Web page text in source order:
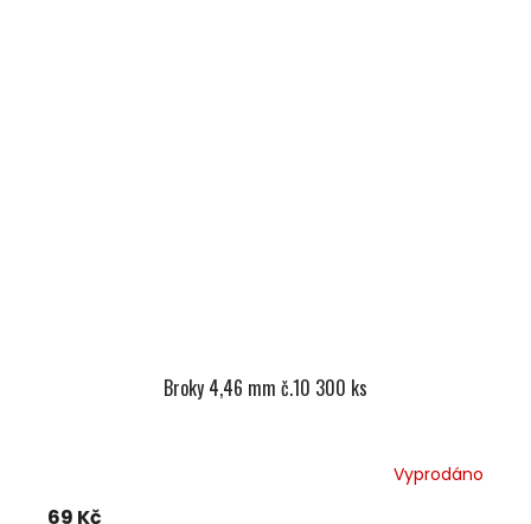
Broky 4,46 mm č.10 300 ks
Vyprodáno
69 Kč